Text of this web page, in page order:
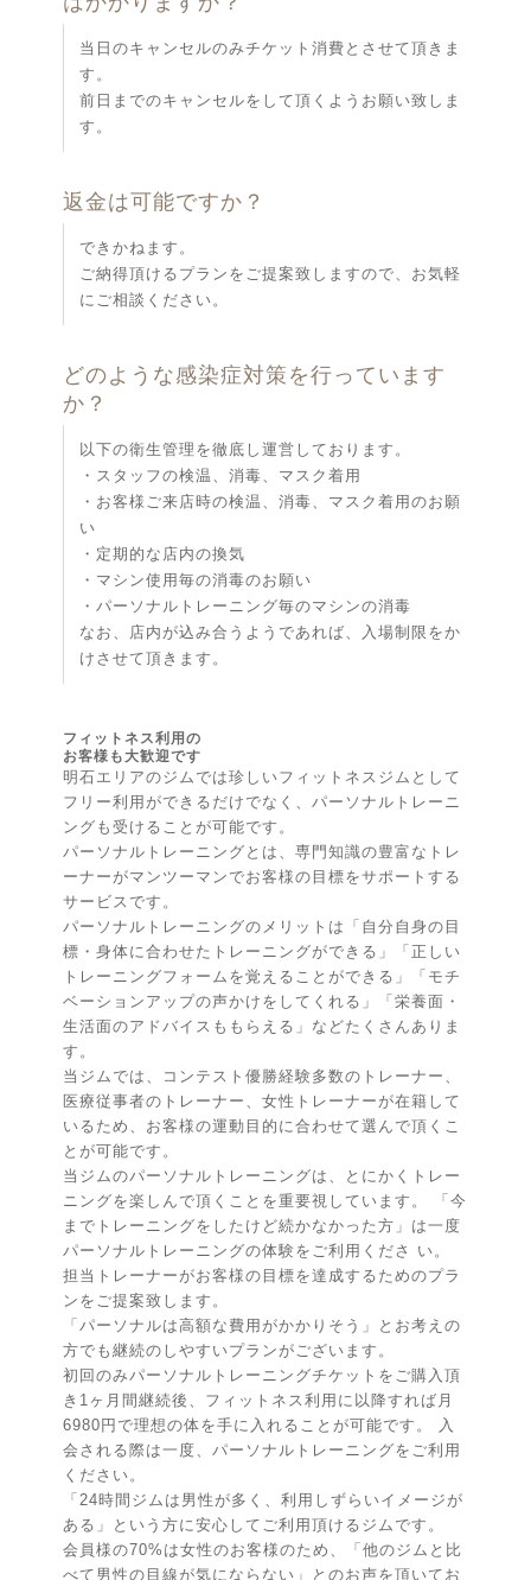
当日のキャンセルのみチケット消費とさせて頂きま
す。
前日までのキャンセルをして頂くようお願い致しま
す。
返金は可能ですか？
できかねます。
ご納得頂けるプランをご提案致しますので、お気軽
にご相談ください。
どのような感染症対策を行っています
か？
以下の衛生管理を徹底し運営しております。
・スタッフの検温、消毒、マスク着用
・お客様ご来店時の検温、消毒、マスク着用のお願
い
・定期的な店内の換気
・マシン使用毎の消毒のお願い
・パーソナルトレーニング毎のマシンの消毒
なお、店内が込み合うようであれば、入場制限をか
けさせて頂きます。
フィットネス利用の
お客様も大歓迎です
明石エリアのジムでは珍しいフィットネスジムとして
フリー利用ができるだけでなく、パーソナルトレーニ
ングも受けることが可能です。
パーソナルトレーニングとは、専門知識の豊富なトレ
ーナーがマンツーマンでお客様の目標をサポートする
サービスです。
パーソナルトレーニングのメリットは「自分自身の目
標・身体に合わせたトレーニングができる」「正しい
トレーニングフォームを覚えることができる」「モチ
ベーションアップの声かけをしてくれる」「栄養面・
生活面のアドバイスももらえる」などたくさんありま
す。
当ジムでは、コンテスト優勝経験多数のトレーナー、
医療従事者のトレーナー、女性トレーナーが在籍して
いるため、お客様の運動目的に合わせて選んで頂くこ
とが可能です。
当ジムのパーソナルトレーニングは、とにかくトレー
ニングを楽しんで頂くことを重要視しています。 「今
までトレーニングをしたけど続かなかった方」は一度
パーソナルトレーニングの体験をご利用くださ い。
担当トレーナーがお客様の目標を達成するためのプラ
ンをご提案致します。
「パーソナルは高額な費用がかかりそう」とお考えの
方でも継続のしやすいプランがございます。
初回のみパーソナルトレーニングチケットをご購入頂
き1ヶ月間継続後、フィットネス利用に以降すれば月
6980円で理想の体を手に入れることが可能です。 入
会される際は一度、パーソナルトレーニングをご利用
ください。
「24時間ジムは男性が多く、利用しずらいイメージが
ある」という方に安心してご利用頂けるジムです。
会員様の70%は女性のお客様のため、「他のジムと比
べて男性の目線が気にならない」とのお声を頂いてお